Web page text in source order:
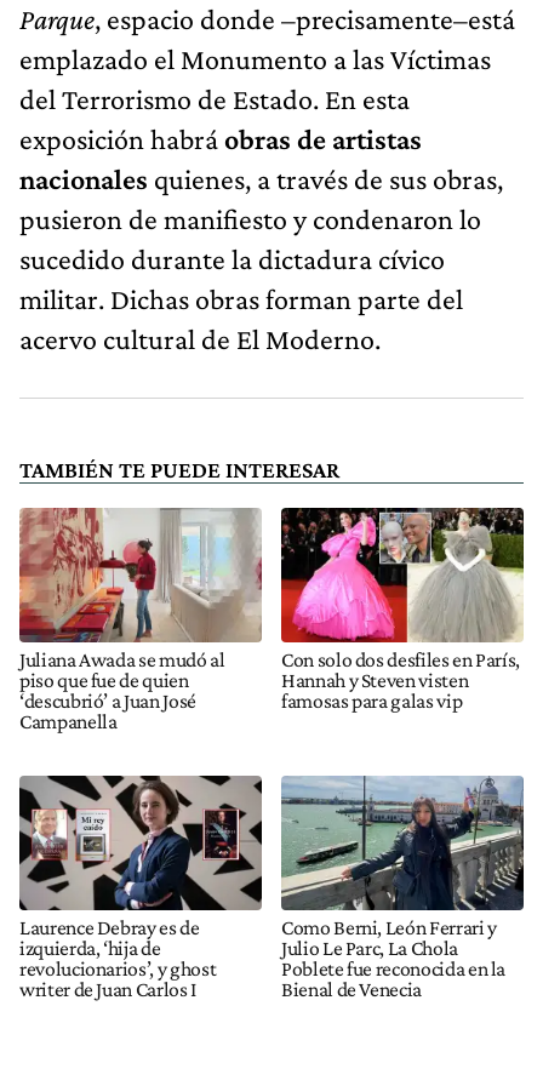
Parque, espacio donde –precisamente–está
emplazado el Monumento a las Víctimas
del Terrorismo de Estado. En esta
exposición habráobras de artistas
nacionales quienes, a través de sus obras,
pusieron de manifiesto y condenaron lo
sucedido durante la dictadura cívico
militar. Dichas obras forman parte del
acervo cultural de El Moderno.
TAMBIÉN TE PUEDE INTERESAR
Juliana Awada se mudó al
piso que fue de quien
‘descubrió’ a Juan José
Campanella
Con solo dos desfiles en París,
Hannah y Steven visten
famosas para galas vip
Laurence Debray es de
izquierda, ‘hija de
revolucionarios’, y ghost
writer de Juan Carlos I
Como Berni, León Ferrari y
Julio Le Parc, La Chola
Poblete fue reconocida en la
Bienal de Venecia